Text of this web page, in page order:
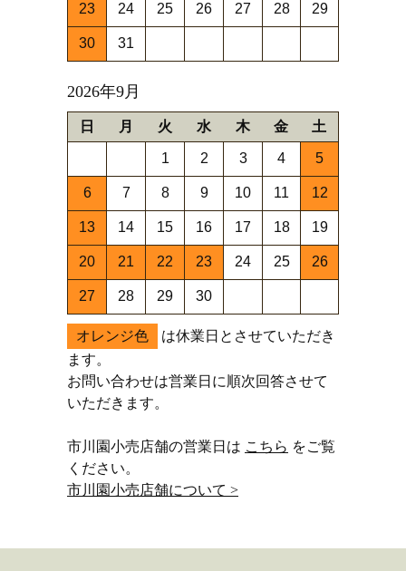
23 24 25 26 27 28 29
30 31
2026年9月
日 月 火 水 木 金 土
1 2 3 4 5
6 7 8 9 10 11 12
13 14 15 16 17 18 19
20 21 22 23 24 25 26
27 28 29 30
オレンジ色
は休業日とさせていただき
ます。
お問い合わせは営業日に順次回答させて
いただきます。
市川園小売店舗の営業日は こちら をご覧
ください。
市川園小売店舗について >